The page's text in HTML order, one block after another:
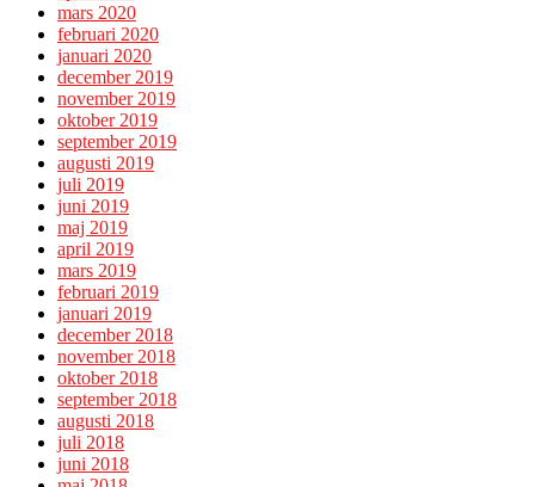
mars 2020
februari 2020
januari 2020
december 2019
november 2019
oktober 2019
september 2019
augusti 2019
juli 2019
juni 2019
maj 2019
april 2019
mars 2019
februari 2019
januari 2019
december 2018
november 2018
oktober 2018
september 2018
augusti 2018
juli 2018
juni 2018